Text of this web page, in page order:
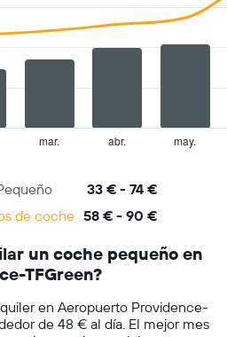
mar. abr. may.
33 € - 74 €
de coche 58 € - 90 €
un coche pequeño en
TFGreen?
en Aeropuerto Providence-
de 48 € al día. El mejor mes